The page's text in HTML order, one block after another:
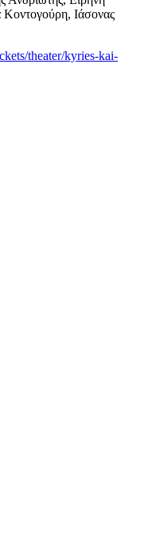
Ιάσονας
theater/kyries-kai-